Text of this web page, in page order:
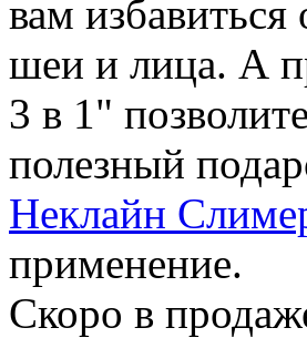
вам
шеи и лица. А
3 в 1"
полезный
Неклайн
применение.
Скоро в